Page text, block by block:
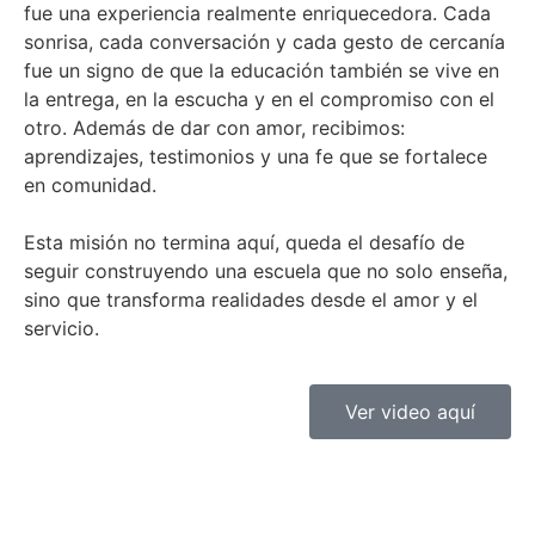
fue una experiencia realmente enriquecedora. Cada
sonrisa, cada conversación y cada gesto de cercanía
fue un signo de que la educación también se vive en
la entrega, en la escucha y en el compromiso con el
otro. Además de dar con amor, recibimos:
aprendizajes, testimonios y una fe que se fortalece
en comunidad.
Esta misión no termina aquí, queda el desafío de
seguir construyendo una escuela que no solo enseña,
sino que transforma realidades desde el amor y el
servicio.
Ver video aquí